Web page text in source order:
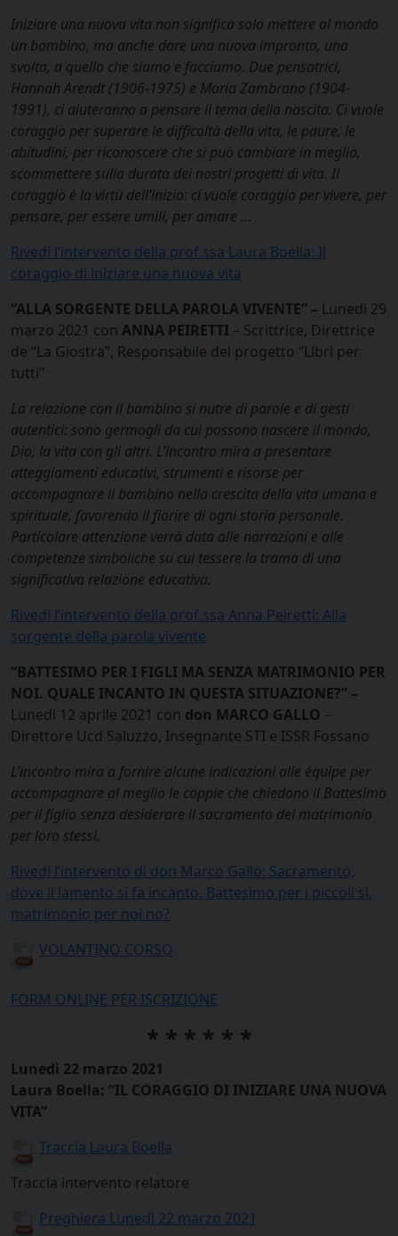
Iniziare una nuova vita non significa solo mettere al mondo
un bambino, ma anche dare una nuova impronta, una
svolta, a quello che siamo e facciamo. Due pensatrici,
Hannah Arendt (1906-1975) e Maria Zambrano (1904-
1991), ci aiuteranno a pensare il tema della nascita. Ci vuole
coraggio per superare le difficoltà della vita, le paure, le
abitudini, per riconoscere che si può cambiare in meglio,
scommettere sulla durata dei nostri progetti di vita. Il
coraggio è la virtù dell’inizio: ci vuole coraggio per vivere, per
pensare, per essere umili, per amare …
Rivedi l’intervento della prof.ssa Laura Boella: Il
coraggio di iniziare una nuova vita
“ALLA SORGENTE DELLA PAROLA VIVENTE” – Lunedì 29
marzo 2021 con ANNA PEIRETTI – Scrittrice, Direttrice
de “La Giostra”, Responsabile del progetto “Libri per
tutti”
La relazione con il bambino si nutre di parole e di gesti
autentici: sono germogli da cui possono nascere il mondo,
Dio, la vita con gli altri. L’incontro mira a presentare
atteggiamenti educativi, strumenti e risorse per
accompagnare il bambino nella crescita della vita umana e
spirituale, favorendo il fiorire di ogni storia personale.
Particolare attenzione verrà data alle narrazioni e alle
competenze simboliche su cui tessere la trama di una
significativa relazione educativa.
Rivedi l’intervento della prof.ssa Anna Peiretti: Alla
sorgente della parola vivente
“BATTESIMO PER I FIGLI MA SENZA MATRIMONIO PER
NOI. QUALE INCANTO IN QUESTA SITUAZIONE?” –
Lunedì 12 aprile 2021 con don MARCO GALLO –
Direttore Ucd Saluzzo, Insegnante STI e ISSR Fossano
L’incontro mira a fornire alcune indicazioni alle équipe per
accompagnare al meglio le coppie che chiedono il Battesimo
per il figlio senza desiderare il sacramento del matrimonio
per loro stessi.
Rivedi l’intervento di don Marco Gallo: Sacramento,
dove il lamento si fa incanto. Battesimo per i piccoli sì,
matrimonio per noi no?
VOLANTINO CORSO
FORM ONLINE PER ISCRIZIONE
* * * * * *
Lunedì 22 marzo 2021
Laura Boella: “IL CORAGGIO DI INIZIARE UNA NUOVA
VITA”
Traccia Laura Boella
Traccia intervento relatore
Preghiera Lunedì 22 marzo 2021